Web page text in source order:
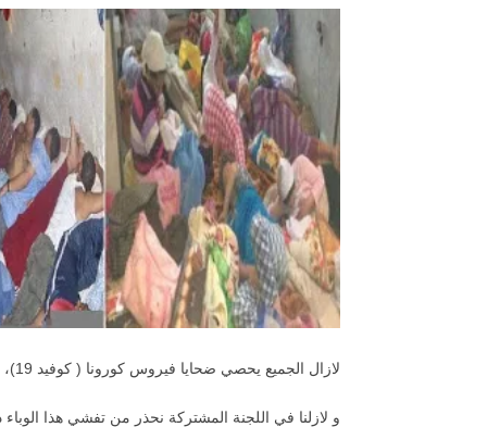
لازال الجميع يحصي ضحايا فيروس كورونا ( كوفيد 19)، و يحذر من تبعات خرق القوانين و التعليمات للحد من انتشاره.
و لازلنا في اللجنة المشتركة نحذر من تفشي هذا